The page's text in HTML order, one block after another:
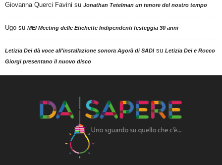
Giovanna Querci Favini su Jonathan Tetelman un tenore del nostro tempo
Ugo su MEI Meeting delle Etichette Indipendenti festeggia 30 anni
Letizia Dei dà voce all'installazione sonora Agorà di SADIsu Letizia Dei e Rocco
Giorgi presentano il nuovo disco